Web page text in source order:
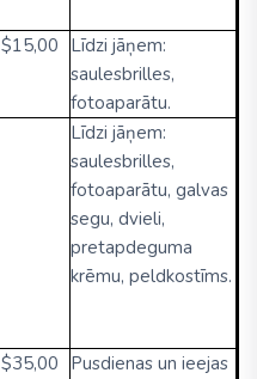
$15,00 Līdzi jāņem:
saulesbrilles,
fotoaparātu.
Līdzi jāņem:
saulesbrilles,
fotoaparātu, galvas
segu, dvieli,
pretapdeguma
krēmu, peldkostīms.
$35,00 Pusdienas un ieejas